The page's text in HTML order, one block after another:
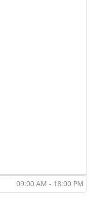
09:00 AM - 18:00 PM